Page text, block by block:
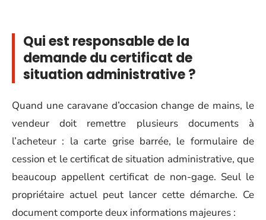
Qui est responsable de la
demande du certificat de
situation administrative ?
Quand une caravane d’occasion change de mains, le
vendeur doit remettre plusieurs documents à
l’acheteur : la carte grise barrée, le formulaire de
cession et le certificat de situation administrative, que
beaucoup appellent certificat de non-gage. Seul le
propriétaire actuel peut lancer cette démarche. Ce
document comporte deux informations majeures :